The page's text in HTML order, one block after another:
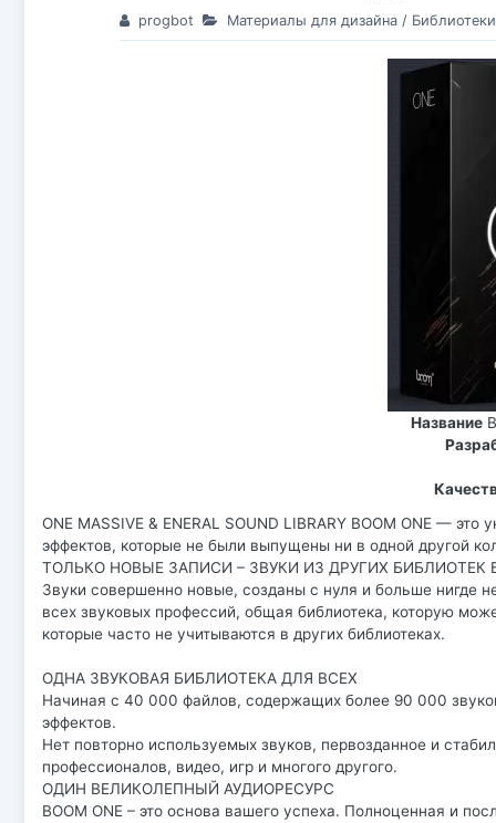
progbot Материалы для дизайна/
Название
ONE MASSIVE & ENERAL SOUND LIBRARY BOOM ONE —
эффектов, которые не были выпущены ни в одной другой
ТОЛЬКО НОВЫЕ ЗАПИСИ – ЗВУКИ ИЗ ДРУГИХ
Звуки совершенно новые, созданы с нуля и больше нигде
всех звуковых профессий, общая библиотека, которую
которые часто не учитываются в других библиотеках.
ОДНА ЗВУКОВАЯ БИБЛИОТЕКА ДЛЯ ВСЕХ
Начиная с 40 000 файлов, содержащих более 90 000
эффектов.
Нет повторно используемых звуков, первозданное и
профессионалов, видео, игр и многого другого.
ОДИН ВЕЛИКОЛЕПНЫЙ АУДИОРЕСУРС
BOOM ONE – это основа вашего успеха. Полноценная и